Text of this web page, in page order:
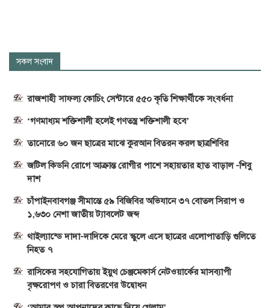
সকল সংবাদ
রাজশাহী সাফল্য কোচিং সেন্টারে ৫৫০ কৃতি শিক্ষার্থীকে সংবর্ধনা
‘গণমাধ্যম শক্তিশালী হলেই গণতন্ত্র শক্তিশালী হবে’
তানোরে ৬০ জন ছাত্রের মাঝে কুরআন বিতরন করল ছাত্রশিবির
জটিল কিডনি রোগে আক্রান্ত রোগীর পাশে সহায়তার হাত বাড়াল -শিবু
দাশ
চাঁপাইনবাবগঞ্জ সীমান্তে ৫৯ বিজিবির অভিযানে ৩৭ বোতল সিরাপ ও
১,৬৩০ নেশা জাতীয় ট্যাবলেট জব্দ
থাইল্যান্ডে দাদা-দাদিকে মেরে স্কুলে এসে ছাত্রের এলোপাতাড়ি গুলিতে
নিহত ৭
রাসিকের সহযোগিতায় ইয়ুথ চেঞ্জমেকার্স নেটওয়ার্কের মাসব্যাপী
বৃক্ষরোপণ ও চারা বিতরণের উদ্বোধন